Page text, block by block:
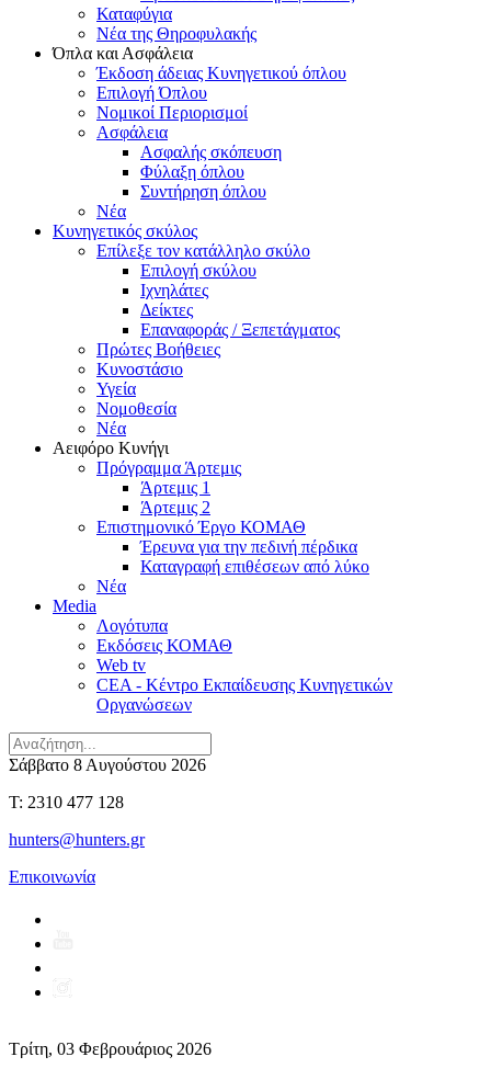
Καταφύγια
Νέα της Θηροφυλακής
Όπλα και Ασφάλεια
Έκδοση άδειας Κυνηγετικού όπλου
Επιλογή Όπλου
Νομικοί Περιορισμοί
Ασφάλεια
Ασφαλής σκόπευση
Φύλαξη όπλου
Συντήρηση όπλου
Νέα
Κυνηγετικός σκύλος
Επίλεξε τον κατάλληλο σκύλο
Επιλογή σκύλου
Ιχνηλάτες
Δείκτες
Επαναφοράς / Ξεπετάγματος
Πρώτες Βοήθειες
Κυνοστάσιο
Υγεία
Νομοθεσία
Νέα
Αειφόρο Κυνήγι
Πρόγραμμα Άρτεμις
Άρτεμις 1
Άρτεμις 2
Επιστημονικό Έργο ΚΟΜΑΘ
Έρευνα για την πεδινή πέρδικα
Καταγραφή επιθέσεων από λύκο
Νέα
Media
Λογότυπα
Εκδόσεις ΚΟΜΑΘ
Web tv
CEA - Κέντρο Εκπαίδευσης Κυνηγετικών
Οργανώσεων
Σάββατο 8 Αυγούστου 2026
T: 2310 477 128
hunters@hunters.gr
Επικοινωνία
Τρίτη, 03 Φεβρουάριος 2026